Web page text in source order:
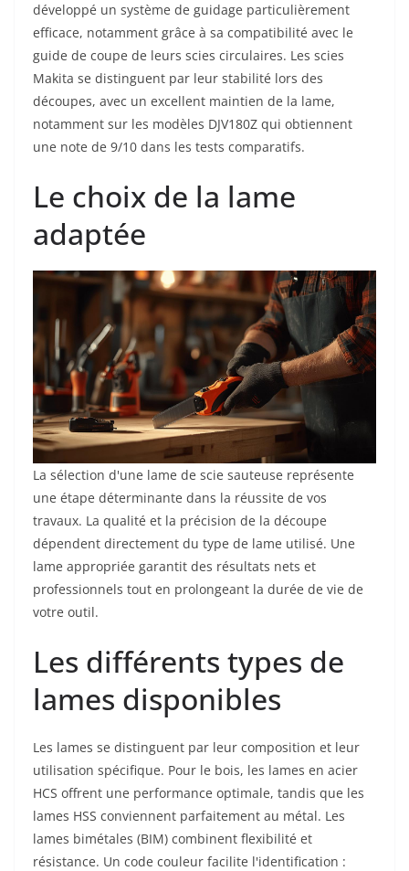
développé un système de guidage particulièrement
efficace, notamment grâce à sa compatibilité avec le
guide de coupe de leurs scies circulaires. Les scies
Makita se distinguent par leur stabilité lors des
découpes, avec un excellent maintien de la lame,
notamment sur les modèles DJV180Z qui obtiennent
une note de 9/10 dans les tests comparatifs.
Le choix de la lame
adaptée
La sélection d'une lame de scie sauteuse représente
une étape déterminante dans la réussite de vos
travaux. La qualité et la précision de la découpe
dépendent directement du type de lame utilisé. Une
lame appropriée garantit des résultats nets et
professionnels tout en prolongeant la durée de vie de
votre outil.
Les différents types de
lames disponibles
Les lames se distinguent par leur composition et leur
utilisation spécifique. Pour le bois, les lames en acier
HCS offrent une performance optimale, tandis que les
lames HSS conviennent parfaitement au métal. Les
lames bimétales (BIM) combinent flexibilité et
résistance. Un code couleur facilite l'identification :